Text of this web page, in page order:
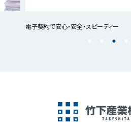
電子契約で安心・安全・スピーディー